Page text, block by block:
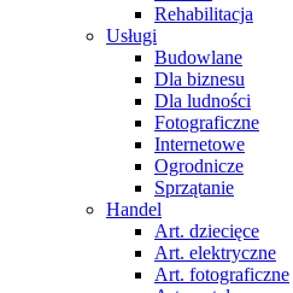
Rehabilitacja
Usługi
Budowlane
Dla biznesu
Dla ludności
Fotograficzne
Internetowe
Ogrodnicze
Sprzątanie
Handel
Art. dziecięce
Art. elektryczne
Art. fotograficzne